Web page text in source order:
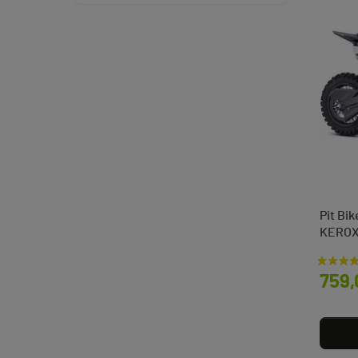
Pit
Prix